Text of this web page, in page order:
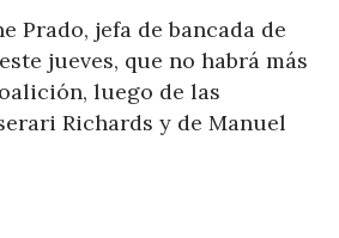
Prado, jefa de bancada de
jueves, que no habrá más
luego de las
Richards y de Manuel